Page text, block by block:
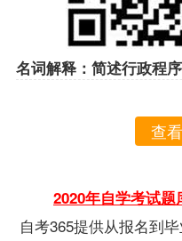
名词解释：简述行政程
查
2020年自学考试
自考365提供从报名到